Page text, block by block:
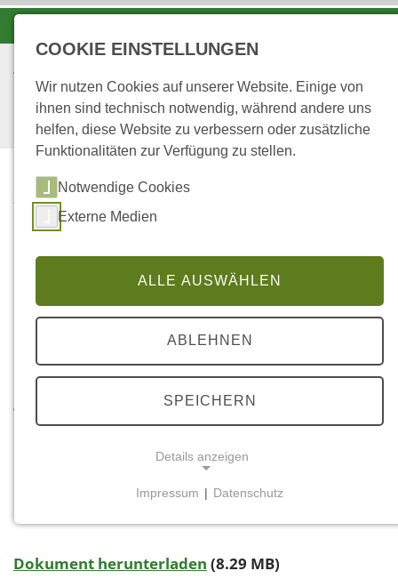
STARTSEITE
...
PUBLIKATIONEN ZUM
Publikationen zum Thema
Themenauswahl
Kompendium WALDBRANDSCHUTZ
Dokument herunterladen (8.29 MB)
COOKIE EINSTELLUNGEN
Wir nutzen Cookies auf unserer Website. Einige von
ihnen sind technisch notwendig, während andere uns
helfen, diese Website zu verbessern oder zusätzliche
Funktionalitäten zur Verfügung zu stellen.
Notwendige Cookies
Externe Medien
ALLE AUSWÄHLEN
ABLEHNEN
SPEICHERN
Details anzeigen
Funktionen und sind für die einwandfreie Funktion
Impressum | Datenschutz